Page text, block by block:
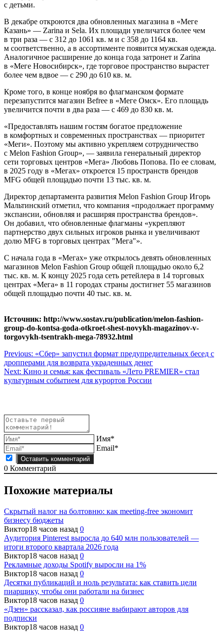
с детьми.
В декабре откроются два обновленных магазина в «Меге
Казань» — Zarina и Sela. Их площади увеличатся более чем
в три раза — с 312 до 1061 кв. м и с 358 до 1164 кв.
м соответственно, а в ассортименте появится мужская одежда.
Аналогичное расширение до конца года затронет и Zarina
в «Меге Новосибирск», где торговое пространство вырастет
более чем вдвое — с 290 до 610 кв. м.
Кроме того, в конце ноября во флагманском формате
перезапустится магазин Befree в «Меге Омск». Его площадь
увеличится почти в два раза — с 469 до 830 кв. м.
«Предоставлять нашим гостям богатое предложение
в комфортных и современных пространствах — приоритет
«Меги». Поэтому мы активно укрепляем сотрудничество
с Melon Fashion Group», — заявила генеральный директор
сети торговых центров «Мега» Любовь Попова. По ее словам,
в 2025 году в «Мегах» откроется 15 пространств брендов
MFG общей площадью почти 13 тыс. кв. м.
Директор департамента развития Melon Fashion Group Игорь
Мальтинский отметил, что компания «продолжает программу
экспансии, обновляя и расширяя пространства брендов».
Он добавил, что обновленные флагманы «укрепляют
партнерство двух сильных игроков рынка и увеличивают
долю MFG в торговых центрах "Мега"».
С начала года в «Мегах» уже открылось девять обновленных
магазинов Melon Fashion Group общей площадью около 6,2
тыс. кв. м. К концу 2025 года сеть ретейлера в 14 торговых
центрах «Мега» в 11 городах страны достигнет 55 магазинов
общей площадью почти 40 тыс. кв. м.
Источник: http://www.sostav.ru/publication/melon-fashion-
group-do-kontsa-goda-otkroet-shest-novykh-magazinov-v-
torgovykh-tsentrakh-mega-78932.html
Навигация
по
записям
Previous: «Сбер» запустил формат предупредительных бесед с
дропперами для возврата украденных денег
Next: Кино и семья: как фестиваль «Лето PREMIER» стал
культурным событием для курортов России
Имя*
Email*
0 Комментарий
Похожие материалы
Скрытый налог на болтовню: как meeting-free экономит
бизнесу бюджеты
Виктор18 часов назад 0
Аудитория Pinterest выросла до 640 млн пользователей —
итоги второго квартала 2026 года
Виктор18 часов назад 0
Рекламные доходы Spotify выросли на 1%
Виктор18 часов назад 0
Десятки публикаций и ноль результата: как ставить цели
пиарщику, чтобы они работали на бизнес
Виктор18 часов назад 0
«Дзен» рассказал, как россияне выбирают авторов для
подписки
Виктор18 часов назад 0